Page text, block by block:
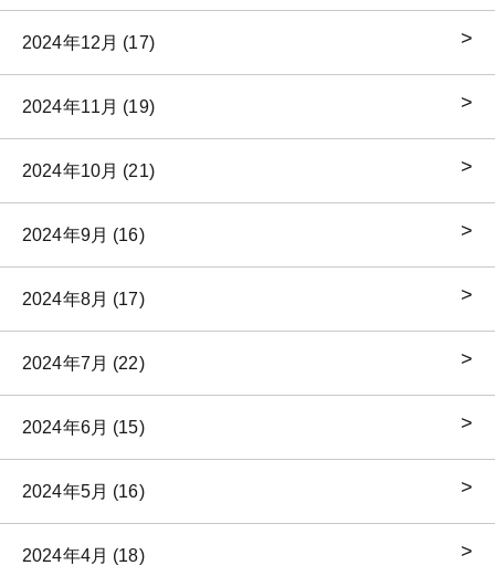
2024年12月 (17)
2024年11月 (19)
2024年10月 (21)
2024年9月 (16)
2024年8月 (17)
2024年7月 (22)
2024年6月 (15)
2024年5月 (16)
2024年4月 (18)